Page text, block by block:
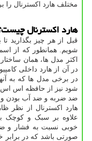
مختلف هارد اکسترنال را
هارد اکسترنال
قبل از هر چیز بگذارید تا
شویم. همانطور که از
اکثر مدل ها، همان
در آن از هارد داخلی
در برخی مدل ها که به
شود نیز از حافظه اس
ضد ضربه و ضد آب بودن و
هارد اکسترنال از نظر
علاوه بر سبک و کوچک
خوبی نسبت به فشار و
صورتی باشد که در